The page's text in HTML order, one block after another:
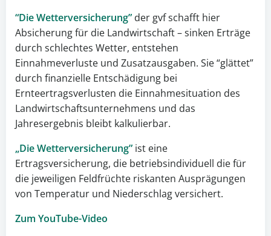
“Die Wetterversicherung” der gvf schafft hier
Absicherung für die Landwirtschaft – sinken Erträge
durch schlechtes Wetter, entstehen
Einnahmeverluste und Zusatzausgaben. Sie “glättet”
durch finanzielle Entschädigung bei
Ernteertragsverlusten die Einnahmesituation des
Landwirtschaftsunternehmens und das
Jahresergebnis bleibt kalkulierbar.
„Die Wetterversicherung” ist eine
Ertragsversicherung, die betriebsindividuell die für
die jeweiligen Feldfrüchte riskanten Ausprägungen
von Temperatur und Niederschlag versichert.
Zum YouTube-Video